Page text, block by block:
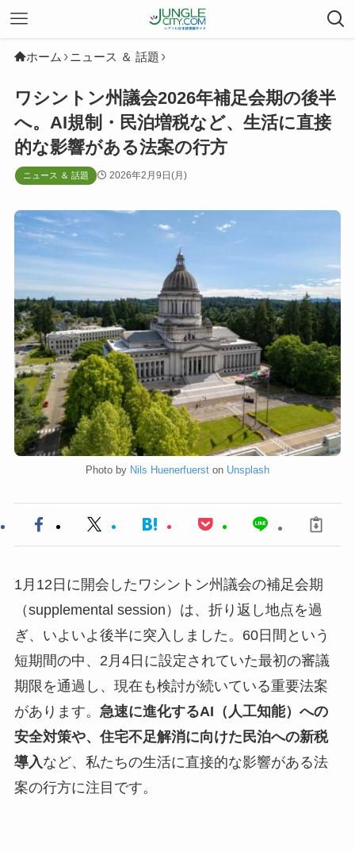
ホーム ニュース ＆ 話題
ワシントン州議会2026年補足会期の後半
へ。AI規制・民泊増税など、生活に直接
的な影響がある法案の行方
ニュース ＆ 話題 2026年2月9日(月)
Photo by Nils Huenerfuerst on Unsplash
1月12日に開会したワシントン州議会の補足会期
（supplemental session）は、折り返し地点を過
ぎ、いよいよ後半に突入しました。60日間という
短期間の中、2月4日に設定されていた最初の審議
期限を通過し、現在も検討が続いている重要法案
があります。 急速に進化するAI（人工知能）への
安全対策や、住宅不足解消に向けた民泊への新税
導入など、私たちの生活に直接的な影響がある法
案の行方に注目です。